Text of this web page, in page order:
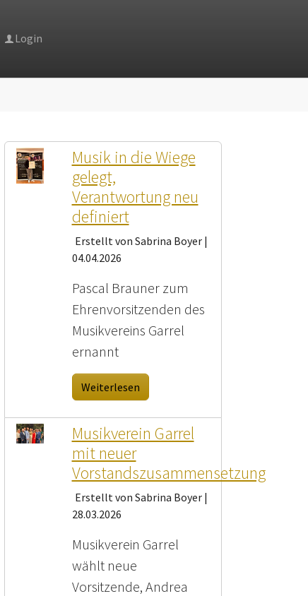
Login
Musik in die Wiege
gelegt,
Verantwortung neu
definiert
Erstellt von Sabrina Boyer |
04.04.2026
Pascal Brauner zum
Ehrenvorsitzenden des
Musikvereins Garrel
ernannt
Weiterlesen
Musikverein Garrel
mit neuer
Vorstandszusammensetzung
Erstellt von Sabrina Boyer |
28.03.2026
Musikverein Garrel
wählt neue
Vorsitzende, Andrea